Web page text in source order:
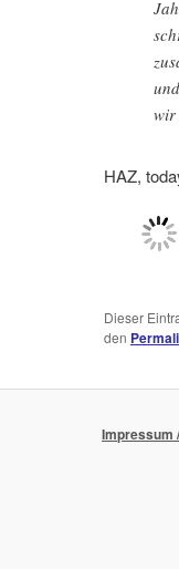
wir
HAZ,
Dieser
den
Impressum